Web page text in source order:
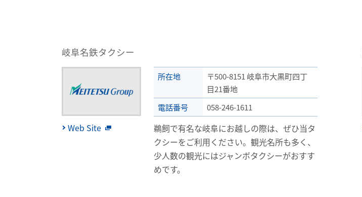
岐阜名鉄タクシー
Web Site
所在地
〒500-8151 岐阜市大黒町四丁
目21番地
電話番号
058-246-1611
鵜飼で有名な岐阜にお越しの際は、ぜひ当タ
クシーをご利用ください。観光名所も多く、
少人数の観光にはジャンボタクシーがおすす
めです。